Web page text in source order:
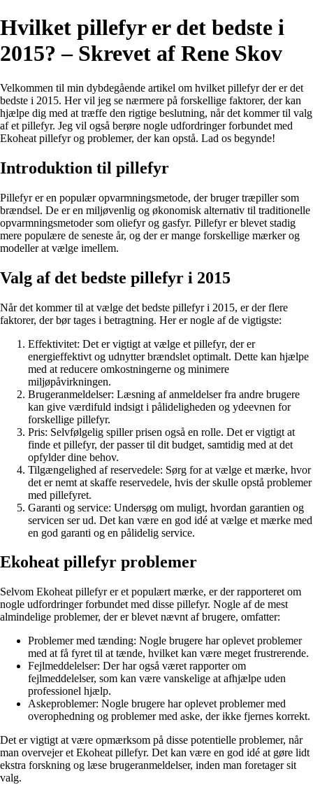
Hvilket pillefyr er det bedste i
2015? – Skrevet af Rene Skov
Velkommen til min dybdegående artikel om hvilket pillefyr der er det
bedste i 2015. Her vil jeg se nærmere på forskellige faktorer, der kan
hjælpe dig med at træffe den rigtige beslutning, når det kommer til valg
af et pillefyr. Jeg vil også berøre nogle udfordringer forbundet med
Ekoheat pillefyr og problemer, der kan opstå. Lad os begynde!
Introduktion til pillefyr
Pillefyr er en populær opvarmningsmetode, der bruger træpiller som
brændsel. De er en miljøvenlig og økonomisk alternativ til traditionelle
opvarmningsmetoder som oliefyr og gasfyr. Pillefyr er blevet stadig
mere populære de seneste år, og der er mange forskellige mærker og
modeller at vælge imellem.
Valg af det bedste pillefyr i 2015
Når det kommer til at vælge det bedste pillefyr i 2015, er der flere
faktorer, der bør tages i betragtning. Her er nogle af de vigtigste:
Effektivitet: Det er vigtigt at vælge et pillefyr, der er
energieffektivt og udnytter brændslet optimalt. Dette kan hjælpe
med at reducere omkostningerne og minimere
miljøpåvirkningen.
Brugeranmeldelser: Læsning af anmeldelser fra andre brugere
kan give værdifuld indsigt i pålideligheden og ydeevnen for
forskellige pillefyr.
Pris: Selvfølgelig spiller prisen også en rolle. Det er vigtigt at
finde et pillefyr, der passer til dit budget, samtidig med at det
opfylder dine behov.
Tilgængelighed af reservedele: Sørg for at vælge et mærke, hvor
det er nemt at skaffe reservedele, hvis der skulle opstå problemer
med pillefyret.
Garanti og service: Undersøg om muligt, hvordan garantien og
servicen ser ud. Det kan være en god idé at vælge et mærke med
en god garanti og en pålidelig service.
Ekoheat pillefyr problemer
Selvom Ekoheat pillefyr er et populært mærke, er der rapporteret om
nogle udfordringer forbundet med disse pillefyr. Nogle af de mest
almindelige problemer, der er blevet nævnt af brugere, omfatter:
Problemer med tænding: Nogle brugere har oplevet problemer
med at få fyret til at tænde, hvilket kan være meget frustrerende.
Fejlmeddelelser: Der har også været rapporter om
fejlmeddelelser, som kan være vanskelige at afhjælpe uden
professionel hjælp.
Askeproblemer: Nogle brugere har oplevet problemer med
overophedning og problemer med aske, der ikke fjernes korrekt.
Det er vigtigt at være opmærksom på disse potentielle problemer, når
man overvejer et Ekoheat pillefyr. Det kan være en god idé at gøre lidt
ekstra forskning og læse brugeranmeldelser, inden man foretager sit
valg.